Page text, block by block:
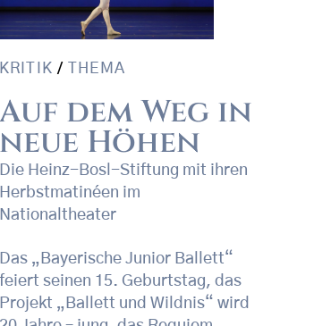
KRITIK / THEMA
Auf dem Weg in
neue Höhen
Die Heinz-Bosl-Stiftung mit ihren
Herbstmatinéen im
Nationaltheater
Das „Bayerische Junior Ballett“
feiert seinen 15. Geburtstag, das
Projekt „Ballett und Wildnis“ wird